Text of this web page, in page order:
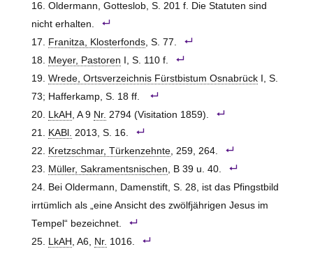
Oldermann, Gotteslob, S. 201 f. Die Statuten sind
nicht erhalten.
Franitza, Klosterfonds, S. 77.
Meyer, Pastoren I, S. 110 f.
Wrede, Ortsverzeichnis Fürstbistum OsnabrückI, S.
73; Hafferkamp, S. 18 ff.
LkAH , A 9 Nr. 2794 (Visitation 1859).
KABl. 2013, S. 16.
Kretzschmar, Türkenzehnte, 259, 264.
Müller, Sakramentsnischen, B 39 u. 40.
Bei Oldermann, Damenstift, S. 28, ist das Pfingstbild
irrtümlich als „eine Ansicht des zwölfjährigen Jesus im
Tempel“ bezeichnet.
LkAH , A6, Nr. 1016.